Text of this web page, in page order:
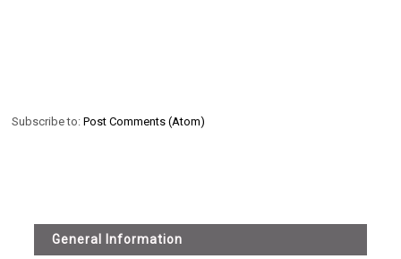
Subscribe to:Post Comments (Atom)
General Information